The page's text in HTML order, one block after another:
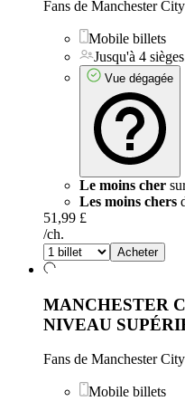
Fans de Manchester City
Mobile billets
Jusqu'à 4
Vue dégagée
Le moins cher
Les moins chers
51,99 £
/ch.
Acheter
MANCHESTER
NIVEAU
Fans de Manchester City
Mobile billets